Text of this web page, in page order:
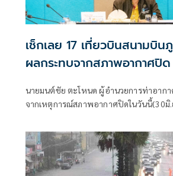
เช็กเลย 17 เที่ยวบินสนามบิน
ผลกระทบจากสภาพอากาศปิด
นายมนต์ชัย ตะโหนด ผู้อำนวยการท่าอากา
จากเหตุการณ์สภาพอากาศปิดในวันนี้(30มิ.
ระทบนั้น